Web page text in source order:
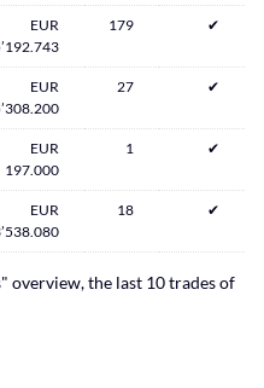
EUR
179 ✔
EUR
27 ✔
EUR
197.000
1 ✔
EUR
18 ✔
overview, the last 10 trades of